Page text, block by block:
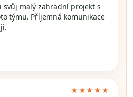
svůj malý zahradní projekt s
týmu. Příjemná komunikace
★★★★★